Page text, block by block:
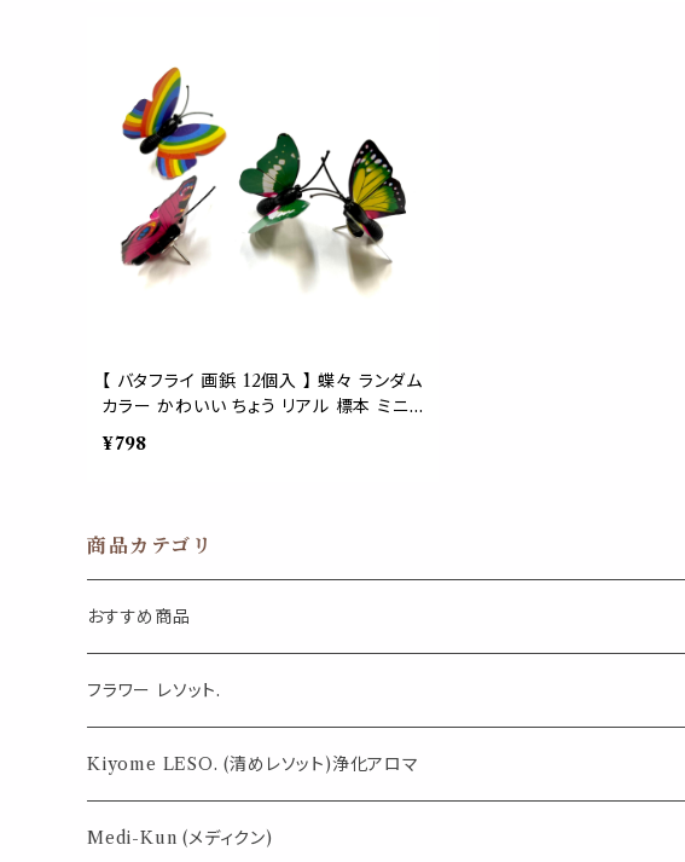
【 バタフライ 画鋲 12個入 】 蝶々 ランダム
カラー かわいい ちょう リアル 標本 ミニ
サイズ 写真 ポストカード 画びょう 押しプ
ッシュ ピン 幸運 インテリア 文房具 おしゃ
¥798
商品カテゴリ
おすすめ商品
気になる虫対策に
薄荷の香りで体感温度-4℃ !? スースーシリーズ
パロサント
フラワー レソット.
Kiyome LESO. (清めレソット)浄化アロマ
Medi-Kun (メディクン)